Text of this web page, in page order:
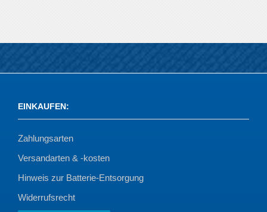
EINKAUFEN:
Zahlungsarten
Versandarten & -kosten
Hinweis zur Batterie-Entsorgung
Widerrufsrecht